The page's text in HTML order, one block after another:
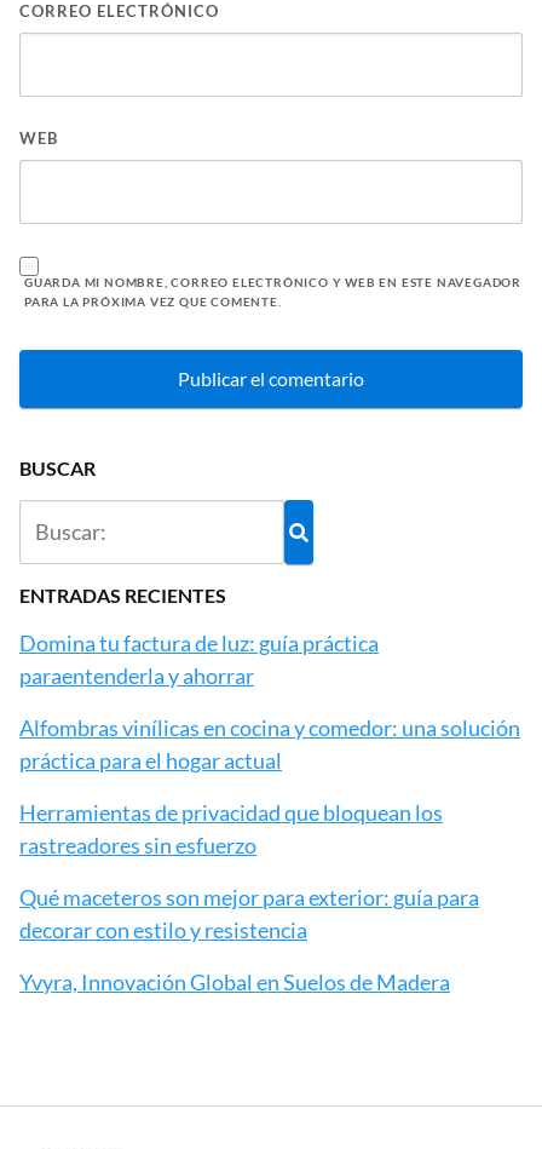
CORREO ELECTRÓNICO
WEB
GUARDA MI NOMBRE, CORREO ELECTRÓNICO Y WEB EN ESTE NAVEGADOR
PARA LA PRÓXIMA VEZ QUE COMENTE.
BUSCAR
ENTRADAS RECIENTES
Domina tu factura de luz: guía práctica
paraentenderla y ahorrar
Alfombras vinílicas en cocina y comedor: una solución
práctica para el hogar actual
Herramientas de privacidad que bloquean los
rastreadores sin esfuerzo
Qué maceteros son mejor para exterior: guía para
decorar con estilo y resistencia
Yvyra, Innovación Global en Suelos de Madera